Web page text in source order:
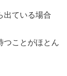
出ている場合
つことがほとん